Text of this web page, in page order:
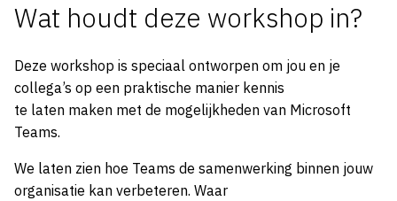
Wat houdt deze workshop in?
Deze workshop is speciaal ontworpen om jou en je
collega’s op een praktische manier kennis
te laten maken met de mogelijkheden van Microsoft
Teams.
We laten zien hoe Teams de samenwerking binnen jouw
organisatie kan verbeteren. Waar